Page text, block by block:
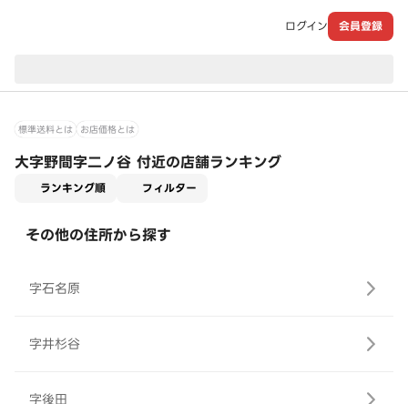
ログイン 会員登録
標準送料とは お店価格とは
大字野間字二ノ谷 付近の店舗ランキング
ランキング順 フィルター
その他の住所から探す
字石名原
字井杉谷
字後田